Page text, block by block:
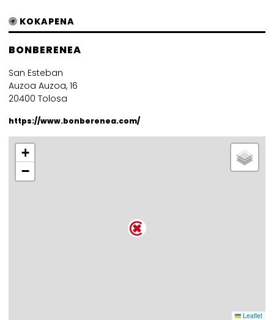
KOKAPENA
BONBERENEA
San Esteban
Auzoa Auzoa, 16
20400 Tolosa
https://www.bonberenea.com/
+
−
Leaflet